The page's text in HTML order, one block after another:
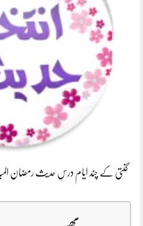
گنتی کے چند ایام درسِ حدیث رمضان المبارک